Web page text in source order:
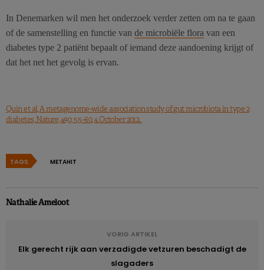
In Denemarken wil men het onderzoek verder zetten om na te gaan
of de samenstelling en functie van de microbiële flora van een
diabetes type 2 patiënt bepaalt of iemand deze aandoening krijgt of
dat het net het gevolg is ervan.
Quin et al, A metagenome-wide association study of gut microbiota in type 2
diabetes, Nature, 490, 55–60, 4 October 2012.
TAGS METAHIT
Nathalie Ameloot
VORIG ARTIKEL
Elk gerecht rijk aan verzadigde vetzuren beschadigt de
slagaders